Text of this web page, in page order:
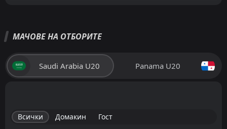
МАЧОВЕ НА ОТБОРИТЕ
Saudi Arabia U20 Panama U20
Всички Домакин Гост